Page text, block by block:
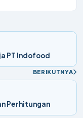
PT Indofood
BERIKUTNYA
Perhitungan